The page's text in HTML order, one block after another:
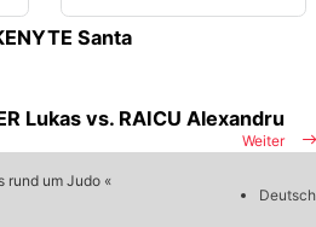
Santa
Weiter
Lukas vs. RAICU Alexandru
rund um Judo «
Deutsch